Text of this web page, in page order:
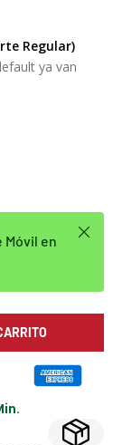
Regular)
ya van
Móvil en
Cerrar